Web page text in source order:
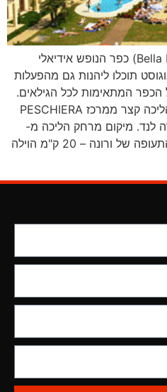
כפר הנופש בלה איטליה,(Bella Italia) כפר הנופש אידיאלי
תוכלו ליהנות גם מהפעלות
הכפר המתאימות לכל הגילאים.
כפר הנופש ממוקם בבמרחק הליכה קצר ממרכז PESCHIERA
לנד. מיקום מרחק הליכה מ-
Peschiera Del Garda שדה התעופה של ורונה – 20 ק"מ הוילה